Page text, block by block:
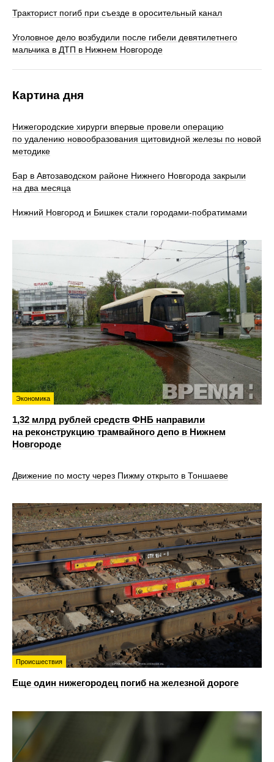
Тракторист погиб при съезде в оросительный канал
Уголовное дело возбудили после гибели девятилетнего
мальчика в ДТП в Нижнем Новгороде
Картина дня
Нижегородские хирурги впервые провели операцию
по удалению новообразования щитовидной железы по новой
методике
Бар в Автозаводском районе Нижнего Новгорода закрыли
на два месяца
Нижний Новгород и Бишкек стали городами-побратимами
Экономика
1,32 млрд рублей средств ФНБ направили
на реконструкцию трамвайного депо в Нижнем
Новгороде
Движение по мосту через Пижму открыто в Тоншаеве
Происшествия
Еще один нижегородец погиб на железной дороге